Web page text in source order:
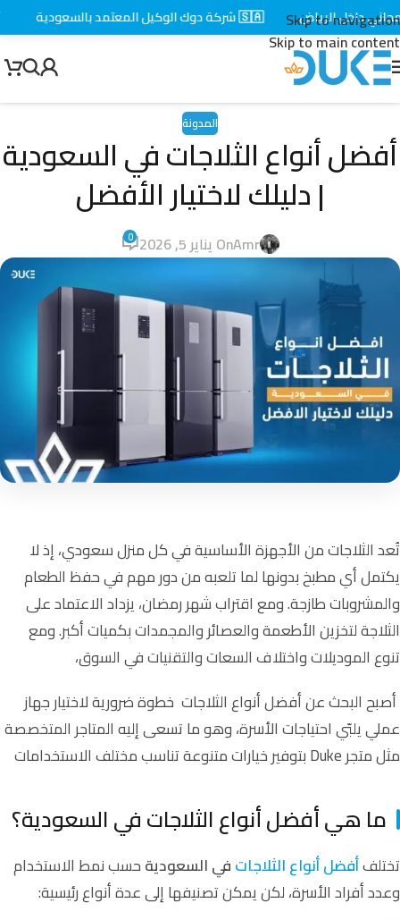
Skip to navigation
Skip to main content
المدونة
أفضل أنواع الثلاجات في السعودية
| دليلك لاختيار الأفضل
AmrOn يناير 5, 2026 0
تُعد الثلاجات من الأجهزة الأساسية في كل منزل سعودي، إذ لا
يكتمل أي مطبخ بدونها لما تلعبه من دور مهم في حفظ الطعام
والمشروبات طازجة. ومع اقتراب شهر رمضان، يزداد الاعتماد على
الثلاجة لتخزين الأطعمة والعصائر والمجمدات بكميات أكبر. ومع
تنوع الموديلات واختلاف السعات والتقنيات في السوق،
أصبح البحث عن أفضل أنواع الثلاجات خطوة ضرورية لاختيار جهاز
عملي يلبّي احتياجات الأسرة، وهو ما تسعى إليه المتاجر المتخصصة
مثلمتجر Duke بتوفير خيارات متنوعة تناسب مختلف الاستخدامات
ما هي أفضل أنواع الثلاجات في السعودية؟
تختلفأفضل أنواع الثلاجاتفي السعوديةحسب نمط الاستخدام
وعدد أفراد الأسرة، لكن يمكن تصنيفها إلى عدة أنواع رئيسية:
الرياض 🇸🇦 شركة دوك الوكيل المعتمد بالسعودية ⚡